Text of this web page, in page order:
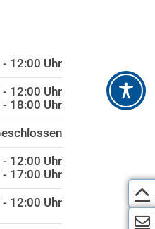
12:00 Uhr
12:00 Uhr
18:00 Uhr
12:00 Uhr
17:00 Uhr
12:00 Uhr